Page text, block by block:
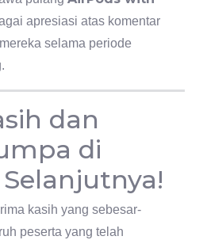
apresiasi atas komentar
selama periode
dan
di
kasih yang sebesar-
peserta yang telah